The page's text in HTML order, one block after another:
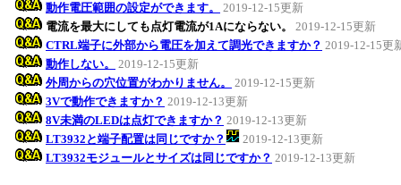
動作電圧範囲の設定ができます。
2019-12-15更新
電流を最大にしても点灯電流が1Aにならない。
2019-12-15更新
CTRL端子に外部から電圧を加えて調光できますか？ 2019-12-15更
動作しない。
2019-12-15更新
外周からの穴位置がわかりません。
2019-12-15更新
3Vで動作できますか？ 2019-12-13更新
8V未満のLEDは点灯できますか？ 2019-12-13更新
LT3932と端子配置は同じですか？
2019-12-13更新
LT3932モジュールとサイズは同じですか？ 2019-12-13更新